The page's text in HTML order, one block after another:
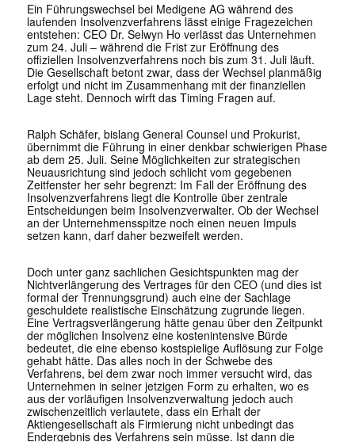
Ein Führungswechsel bei Medigene AG während des
laufenden Insolvenzverfahrens lässt einige Fragezeichen
entstehen: CEO Dr. Selwyn Ho verlässt das Unternehmen
zum 24. Juli – während die Frist zur Eröffnung des
offiziellen Insolvenzverfahrens noch bis zum 31. Juli läuft.
Die Gesellschaft betont zwar, dass der Wechsel planmäßig
erfolgt und nicht im Zusammenhang mit der finanziellen
Lage steht. Dennoch wirft das Timing Fragen auf.
Ralph Schäfer, bislang General Counsel und Prokurist,
übernimmt die Führung in einer denkbar schwierigen Phase
ab dem 25. Juli. Seine Möglichkeiten zur strategischen
Neuausrichtung sind jedoch schlicht vom gegebenen
Zeitfenster her sehr begrenzt: Im Fall der Eröffnung des
Insolvenzverfahrens liegt die Kontrolle über zentrale
Entscheidungen beim Insolvenzverwalter. Ob der Wechsel
an der Unternehmensspitze noch einen neuen Impuls
setzen kann, darf daher bezweifelt werden.
Doch unter ganz sachlichen Gesichtspunkten mag der
Nichtverlängerung des Vertrages für den CEO (und dies ist
formal der Trennungsgrund) auch eine der Sachlage
geschuldete realistische Einschätzung zugrunde liegen.
Eine Vertragsverlängerung hätte genau über den Zeitpunkt
der möglichen Insolvenz eine kostenintensive Bürde
bedeutet, die eine ebenso kostspielige Auflösung zur Folge
gehabt hätte. Das alles noch in der Schwebe des
Verfahrens, bei dem zwar noch immer versucht wird, das
Unternehmen in seiner jetzigen Form zu erhalten, wo es
aus der vorläufigen Insolvenzverwaltung jedoch auch
zwischenzeitlich verlautete, dass ein Erhalt der
Aktiengesellschaft als Firmierung nicht unbedingt das
Endergebnis des Verfahrens sein müsse. Ist dann die